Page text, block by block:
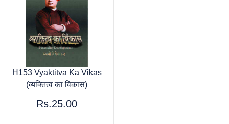
H153 Vyaktitva Ka Vikas
(व्यक्तित्व का विकास)
Rs.25.00